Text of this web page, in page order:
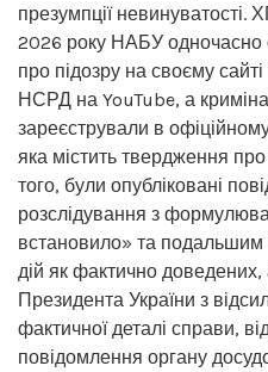
презумпції невинуватості.
2026 року НАБУ одночасно
про підозру на своєму
НСРД на YouTube, а
зареєстрували в
яка містить твердження
того, були опубліковані
розслідування з
встановило» та подальшим
дій як фактично
Президента України з
фактичної деталі справи,
повідомлення органу